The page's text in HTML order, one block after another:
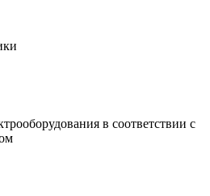
в соответствии с